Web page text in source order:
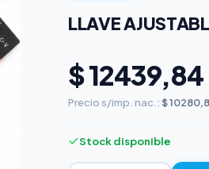
LLAVE
$ 12439,84
Precio s/imp. nac.: $
Stock disponible